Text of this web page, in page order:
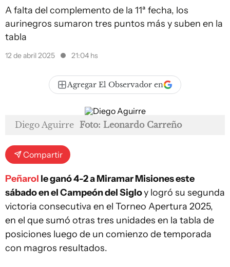
A falta del complemento de la 11ª fecha, los
aurinegros sumaron tres puntos más y suben en la
tabla
12 de abril 2025 21:04 hs
Agregar El Observador en
Diego Aguirre Foto: Leonardo Carreño
Compartir
Peñarol le ganó 4-2 a Miramar Misiones este
sábado en el Campeón del Sigloy logró su segunda
victoria consecutiva en el Torneo Apertura 2025,
en el que sumó otras tres unidades en la tabla de
posiciones luego de un comienzo de temporada
con magros resultados.